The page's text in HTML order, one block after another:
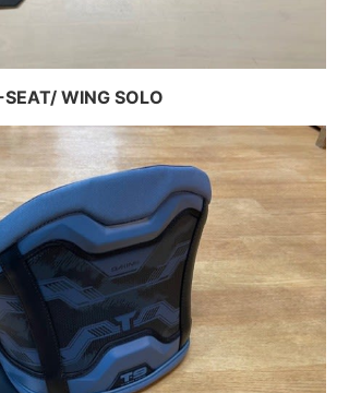
WING SOLO